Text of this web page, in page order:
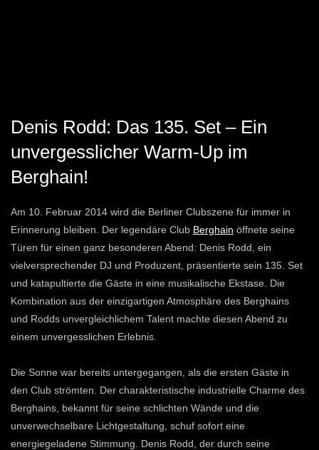
Denis Rodd: Das 135. Set – Ein
unvergesslicher Warm-Up im
Berghain!
Am 10. Februar 2014 wird die Berliner Clubszene für immer in
Erinnerung bleiben. Der legendäre Club Berghain öffnete seine
Türen für einen ganz besonderen Abend: Denis Rodd, ein
vielversprechender DJ und Produzent, präsentierte sein 135. Set
und katapultierte die Gäste in eine musikalische Ekstase. Die
Kombination aus der einzigartigen Atmosphäre des Berghains
und Rodds unvergleichlichem Talent machte diesen Abend zu
einem unvergesslichen Erlebnis.
Die Sonne war bereits untergegangen, als die ersten Gäste in
den Club strömten. Der charakteristische industrielle Charme des
Berghains, bekannt für seine schlichten Wände und die
unverwechselbare Lichtgestaltung, schuf sofort eine
energiegeladene Stimmung. Denis Rodd, der durch seine